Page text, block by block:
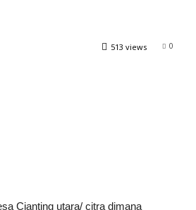
0
513 views
Cianting utara/ citra dimana